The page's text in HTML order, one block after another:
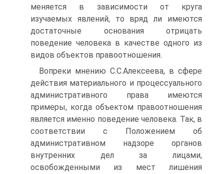
меняется в зависимости от круга
изучаемых явлений, то вряд ли имеются
достаточные основания отрицать
поведение человека в качестве одного из
видов объектов правоотношения.
Вопреки мнению С.С.Алексеева, в сфере
действия материального и процессуального
административного права имеются
примеры, когда объектом правоотношения
является именно поведение человека. Так, в
соответствии с Положением об
административном надзоре органов
внутренних дел за лицами,
освобожденными из мест лишения